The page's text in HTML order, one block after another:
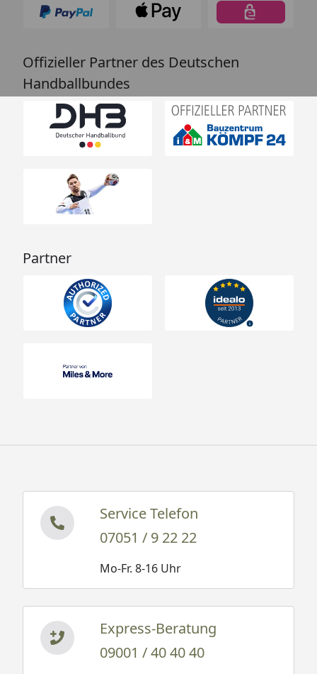
Offizieller Partner des Deutschen
Handballbundes
Partner
Service Telefon
07051 / 9 22 22
Mo-Fr. 8-16 Uhr
Express-Beratung
09001 / 40 40 40